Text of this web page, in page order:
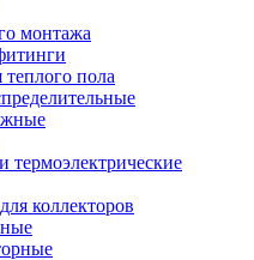
монтажа
пола
термоэлектрические
коллекторов